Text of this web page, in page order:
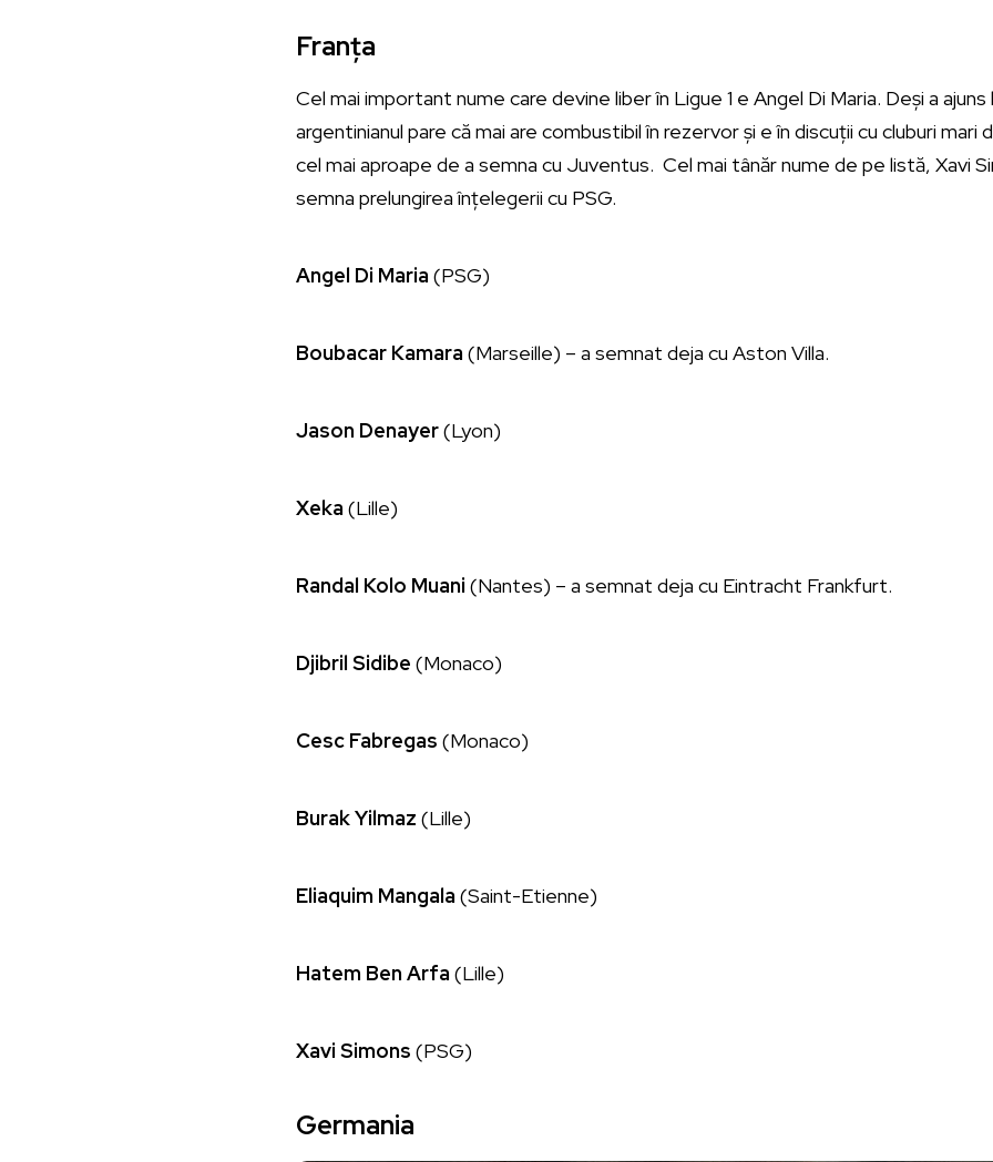
Franța
Cel mai important nume care devine liber în Ligue 1 e Angel Di Maria. Deși a ajuns
argentinianul pare că mai are combustibil în rezervor și e în discuții cu cluburi mari
cel mai aproape de a semna cu Juventus. Cel mai tânăr nume de pe listă, Xavi
semna prelungirea înțelegerii cu PSG.
Angel Di Maria (PSG)
Boubacar Kamara (Marseille) – a semnat deja cu Aston Villa.
Jason Denayer(Lyon)
Xeka (Lille)
Randal Kolo Muani (Nantes) – a semnat deja cu Eintracht Frankfurt.
Djibril Sidibe (Monaco)
Cesc Fabregas (Monaco)
Burak Yilmaz (Lille)
Eliaquim Mangala (Saint-Etienne)
Hatem Ben Arfa (Lille)
Xavi Simons (PSG)
Germania